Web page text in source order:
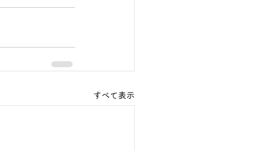
すべて表示